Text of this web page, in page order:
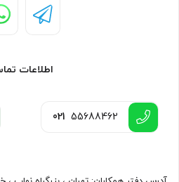
اطلاعات
021 55688462